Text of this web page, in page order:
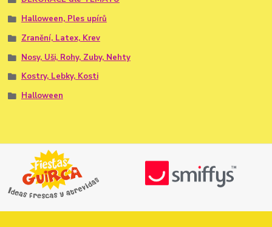
Halloween, Ples upírů
Zranění, Latex, Krev
Nosy, Uši, Rohy, Zuby, Nehty
Kostry, Lebky, Kosti
Halloween